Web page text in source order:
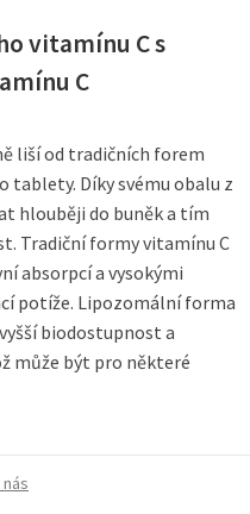
vitamínu C s
C
liší od tradičních forem
tablety. Díky svému obalu z
hlouběji do buněk a tím
Tradiční formy vitamínu C
absorpcí a vysokými
potíže. Lipozomální forma
biodostupnost a
může být pro některé